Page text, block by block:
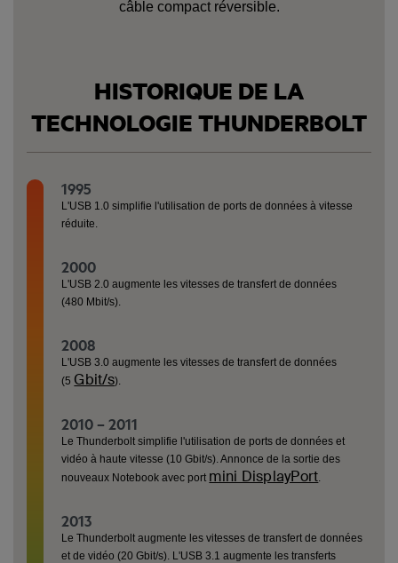
câble compact réversible.
HISTORIQUE DE LA
TECHNOLOGIE THUNDERBOLT
1995
L'USB 1.0 simplifie l'utilisation de ports de données à vitesse
réduite.
2000
L'USB 2.0 augmente les vitesses de transfert de données
(480 Mbit/s).
2008
L'USB 3.0 augmente les vitesses de transfert de données
(5 Gbit/s).
2010 – 2011
Le Thunderbolt simplifie l'utilisation de ports de données et
vidéo à haute vitesse (10 Gbit/s). Annonce de la sortie des
nouveaux Notebook avec port mini DisplayPort
2013
Le Thunderbolt augmente les vitesses de transfert de données
et de vidéo (20 Gbit/s). L'USB 3.1 augmente les transferts